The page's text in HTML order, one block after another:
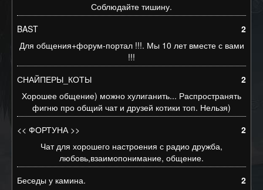
Соблюдайте тишину.
BAST
2
Для общения+форум-портал !!!. Мы 10 лет вместе с вами
!!!
СНАЙПЕРЫ_КОТЫ
2
Хорошее общение) можно хулиганить... Распространять
фигню про общий чат и друзей котики топ. Нельзя)
<< ФОРТУНА >>
2
Чат для хорошего настроения с радио дружба,
любовь,взаимопонимание, общение.
Беседы у камина.
2